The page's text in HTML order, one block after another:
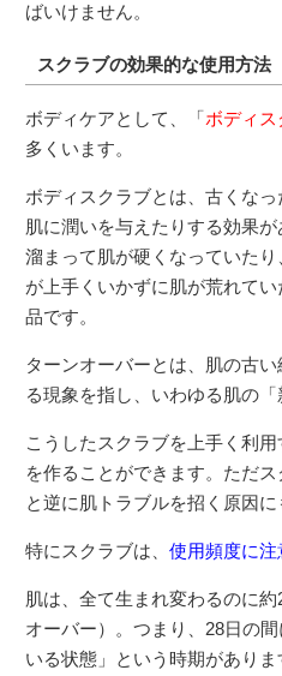
ばいけません。
スクラブの効果的な使用方法
ボディケアとして、「ボディス
多くいます。
ボディスクラブとは、古くなっ
肌に潤いを与えたりする効果
溜まって肌が硬くなっていたり
が上手くいかずに肌が荒れて
品です。
ターンオーバーとは、肌の古
る現象を指し、いわゆる肌の「
こうしたスクラブを上手く利
を作ることができます。ただ
と逆に肌トラブルを招く原因に
特にスクラブは、使用頻度に注
肌は、全て生まれ変わるのに
オーバー）。つまり、28日の
いる状態」という時期があり